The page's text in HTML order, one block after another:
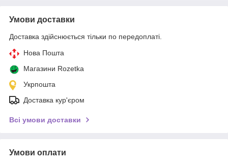
Умови доставки
Доставка здійснюється тільки по передоплаті.
Нова Пошта
Магазини Rozetka
Укрпошта
Доставка кур'єром
Всі умови доставки
Умови оплати